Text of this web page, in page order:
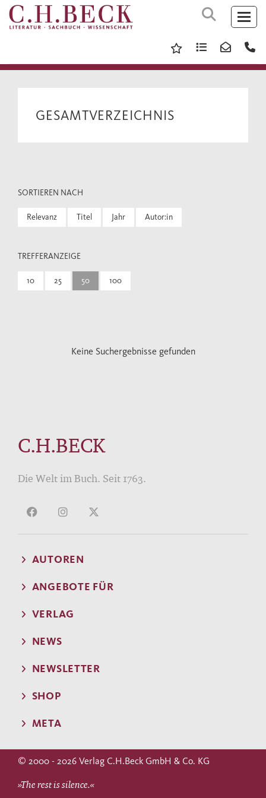
GESAMTVERZEICHNIS
SORTIEREN NACH
Relevanz Titel Jahr Autor:in
TREFFERANZEIGE
10 25 50 100
Keine Suchergebnisse gefunden
C.H.BECK
Die Welt im Buch. Seit 1763.
AUTOREN
ANGEBOTE FÜR
VERLAG
NEWS
NEWSLETTER
SHOP
META
© 2000 - 2026 Verlag C.H.Beck GmbH & Co. KG
»The rest is silence.«